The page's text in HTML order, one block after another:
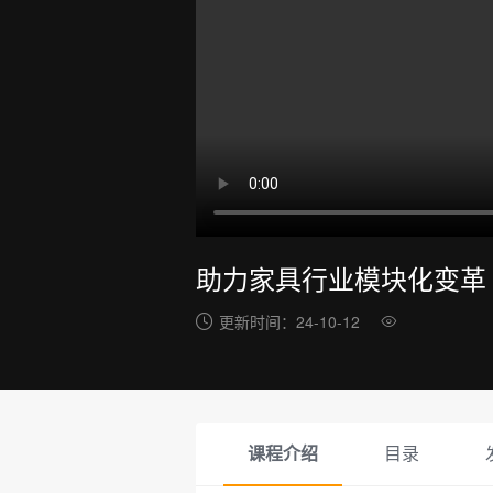
助力家具行业模块化变革
更新时间： 24-10-12
课程介绍 目录